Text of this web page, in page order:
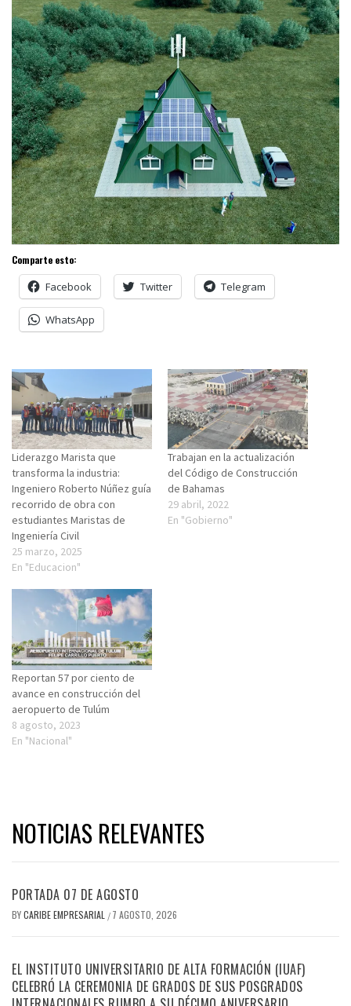
Comparte esto:
Facebook Twitter Telegram
WhatsApp
Liderazgo Marista que
transforma la industria:
Ingeniero Roberto Núñez guía
recorrido de obra con
estudiantes Maristas de
Ingeniería Civil
25 marzo, 2025
En "Educacion"
Trabajan en la actualización
del Código de Construcción
de Bahamas
29 abril, 2022
En "Gobierno"
Reportan 57 por ciento de
avance en construcción del
aeropuerto de Tulúm
8 agosto, 2023
En "Nacional"
NOTICIAS RELEVANTES
PORTADA 07 DE AGOSTO
BYCARIBE EMPRESARIAL / 7 AGOSTO, 2026
EL INSTITUTO UNIVERSITARIO DE ALTA FORMACIÓN (IUAF)
CELEBRÓ LA CEREMONIA DE GRADOS DE SUS POSGRADOS